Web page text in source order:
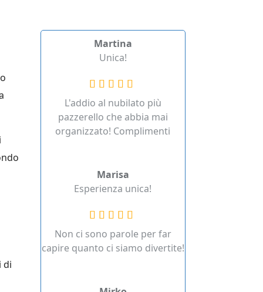
di
Martina
Unica!
L'addio al nubilato più
pazzerello che abbia mai
organizzato! Complimenti
Marisa
Esperienza unica!
Non ci sono parole per far
capire quanto ci siamo divertite!